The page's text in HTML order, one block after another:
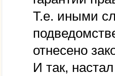
Т.е. иными
отнесено
И так,